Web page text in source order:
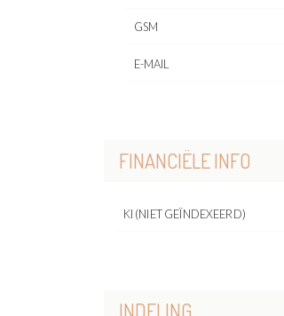
GSM
E-MAIL
FINANCIËLE INFO
KI (NIET GEÏNDEXEERD)
INDELING